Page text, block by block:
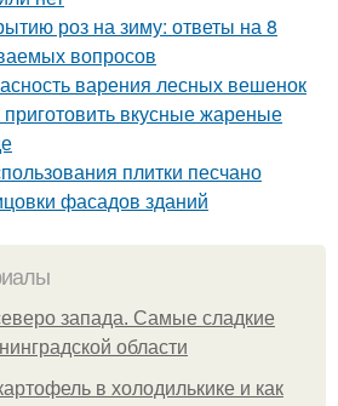
роз на зиму: ответы на 8
вопросов
варения лесных вешенок
вкусные жареные
плитки песчано
фасадов зданий
запада. Самые сладкие
области
в холодилькике и как